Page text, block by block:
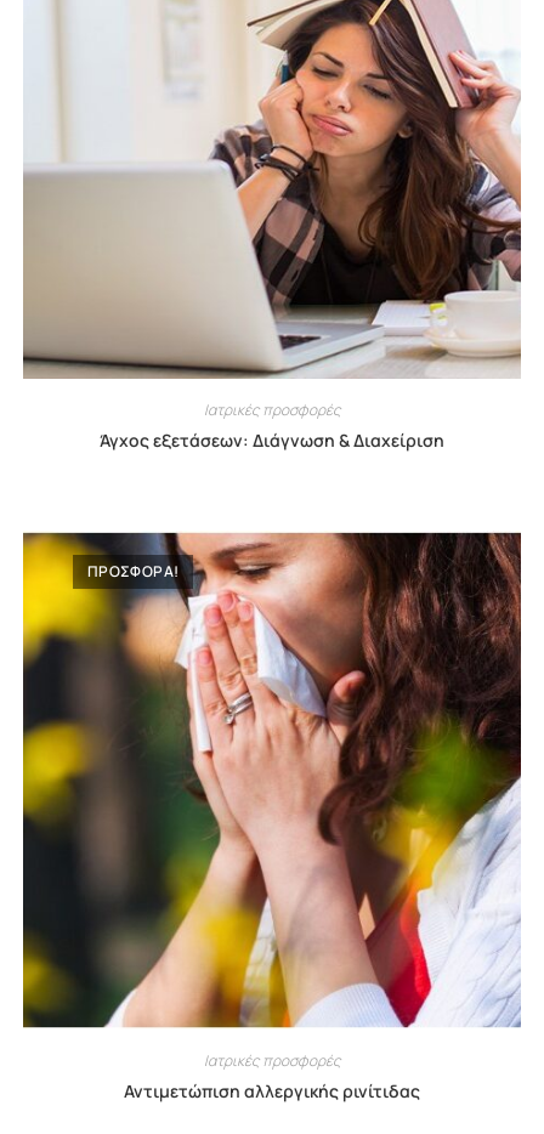
Ιατρικές προσφορές
Άγχος εξετάσεων: Διάγνωση & Διαχείριση
ΠΡΟΣΦΟΡΑ!
Ιατρικές προσφορές
Αντιμετώπιση αλλεργικής ρινίτιδας